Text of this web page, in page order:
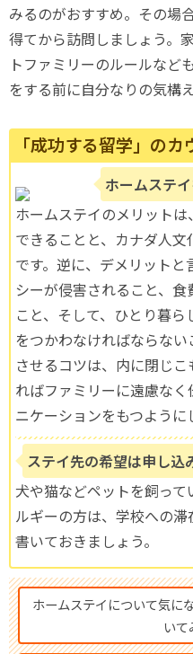
みるのがおすすめ。その場
得てから訪問しましょう。
トファミリーのルールなど
をする前に自分なりの気構
「成功する留学」の
ホームステ
ホームステイのメリット
できることと、カナダ人
です。逆に、デメリット
シーが侵害されること、
こと、そして、ひとり暮
をつかわなければならな
させるコツは、内に閉じ
ればファミリーに遠慮な
ニケーションをもつように
ステイ先の希望は申し込
犬や猫などペットを飼っ
ルギーの方は、学校への
書いておきましょう。
ホームステイについて気に
いて